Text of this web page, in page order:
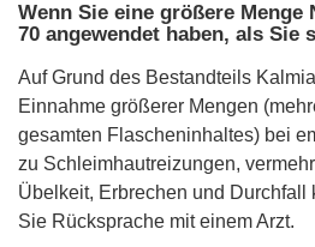
Wenn Sie eine größere
70 angewendet haben, als Sie
Auf Grund des Bestandteils
Einnahme größerer Mengen
gesamten Flascheninhaltes) bei
zu Schleimhautreizungen,
Übelkeit, Erbrechen und Durchfall
Sie Rücksprache mit einem Arzt.